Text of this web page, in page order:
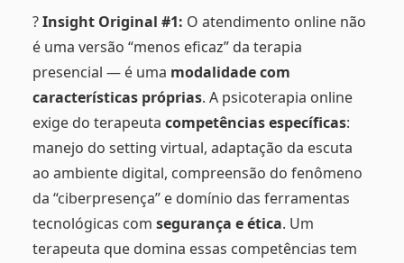
?Insight Original #1: O atendimento online não
é uma versão “menos eficaz” da terapia
presencial — é uma modalidade com
características próprias. A psicoterapia online
exige do terapeuta competências específicas:
manejo do setting virtual, adaptação da escuta
ao ambiente digital, compreensão do fenômeno
da “ciberpresença” e domínio das ferramentas
tecnológicas com segurança e ética. Um
terapeuta que domina essas competências tem